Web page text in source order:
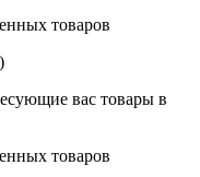
товаров
вас товары в
товаров